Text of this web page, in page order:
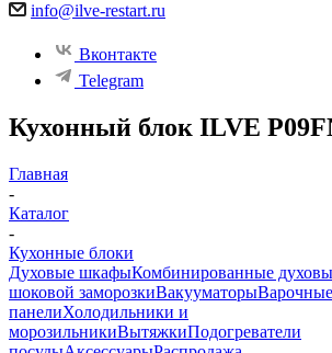
info@ilve-restart.ru
Вконтакте
Telegram
Кухонный блок ILVE
Главная
-
Каталог
-
Кухонные блоки
Духовые шкафыКомбинированные
шоковой заморозкиВакууматорыВарочные
панелиХолодильники и
морозильникиВытяжкиПодогреватели